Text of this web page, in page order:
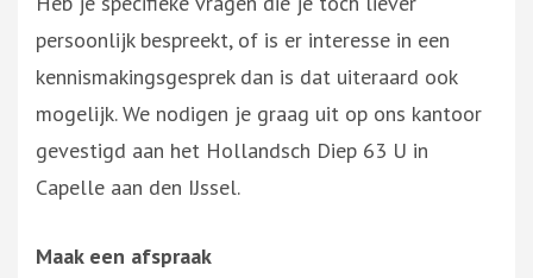
persoonlijk bespreekt, of is er interesse in een
kennismakingsgesprek dan is dat uiteraard ook
mogelijk. We nodigen je graag uit op ons kantoor
gevestigd aan het Hollandsch Diep 63 U in
Capelle aan den IJssel.
Maak een afspraak